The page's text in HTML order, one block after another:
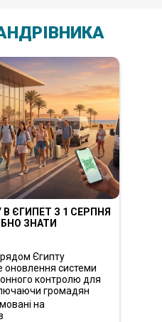
В ЄГИПЕТ З 1 СЕРПНЯ
ЗНАТИ
Єгипту
системи
контролю для
громадян
на